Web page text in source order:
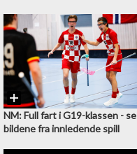
NM: Full fart i G19-klassen - se
bildene fra innledende spill